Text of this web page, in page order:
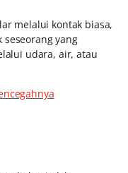
melalui kontak biasa,
yang
udara, air, atau